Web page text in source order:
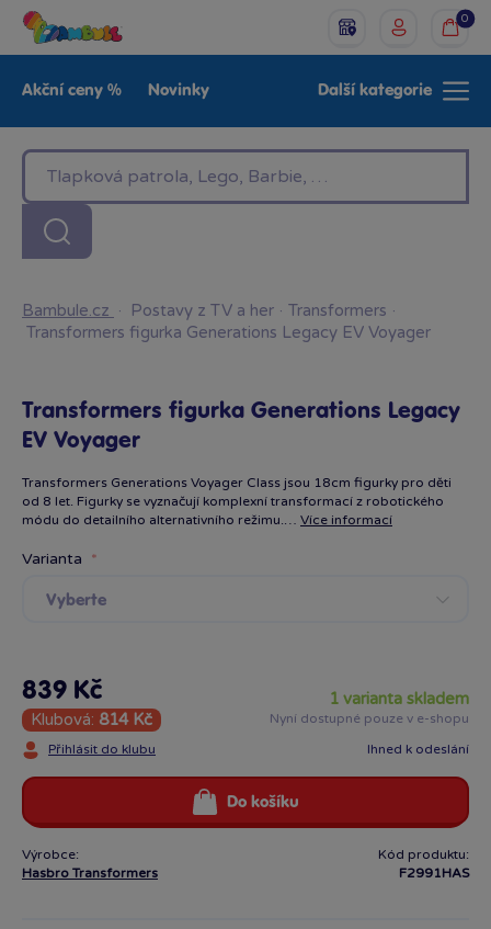
0
Akční ceny % Novinky
LEGO®
Baby Značky
Další kategorie
Bambule.cz · Postavy z TV a her · Transformers ·
Transformers figurka Generations Legacy EV Voyager
Transformers figurka Generations Legacy
EV Voyager
Transformers Generations Voyager Class jsou 18cm figurky pro děti
od 8 let. Figurky se vyznačují komplexní transformací z robotického
módu do detailního alternativního režimu.… Více informací
Varianta
Vyberte
839 Kč
Klubová: 814 Kč
Přihlásit do klubu
1 varianta skladem
Nyní dostupné pouze v e-shopu
Ihned k odeslání
Do košíku
Výrobce:
Hasbro Transformers
Kód produktu:
F2991HAS